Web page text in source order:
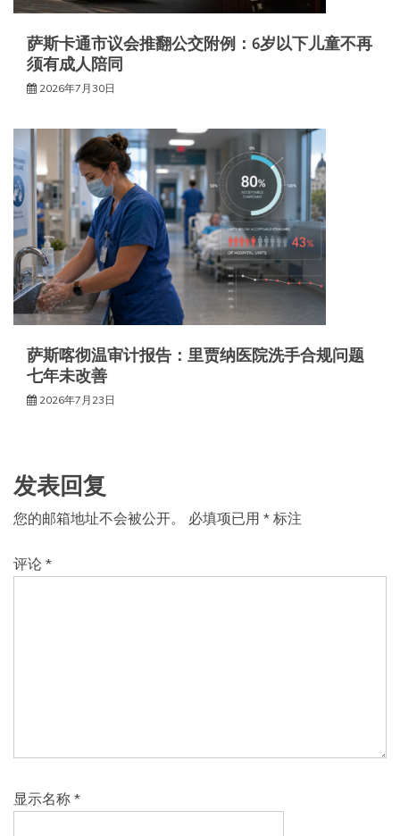
萨斯卡通市议会推翻公交附例：6岁以下儿童不再
须有成人陪同
2026年7月30日
萨斯喀彻温审计报告：里贾纳医院洗手合规问题
七年未改善
2026年7月23日
发表回复
您的邮箱地址不会被公开。 必填项已用 * 标注
评论 *
显示名称 *